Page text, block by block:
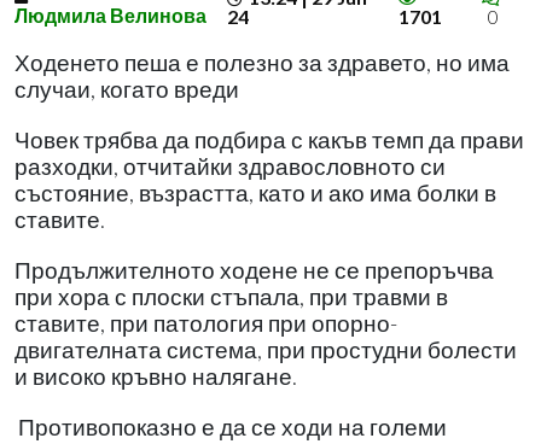
Людмила Велинова
24
1701 0
Ходенето пеша е полезно за здравето, но има
случаи, когато вреди
Човек трябва да подбира с какъв темп да прави
разходки, отчитайки здравословното си
състояние, възрастта, като и ако има болки в
ставите.
Продължителното ходене не се препоръчва
при хора с плоски стъпала, при травми в
ставите, при патология при опорно-
двигателната система, при простудни болести
и високо кръвно налягане.
Противопоказно е да се ходи на големи